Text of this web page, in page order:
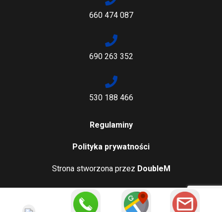
660 474 087
690 263 352
530 188 466
Regulaminy
Polityka prywatności
Strona stworzona przez DoubleM